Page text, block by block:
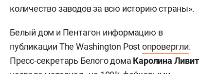
количество заводов за всю историю страны».
Белый дом и Пентагон информацию в
публикации The Washington Postопровергли.
Пресс-секретарь Белого дома Каролина Ливит